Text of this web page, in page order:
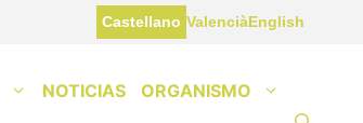
Castellano ValenciàEnglish
NOTICIAS ORGANISMO